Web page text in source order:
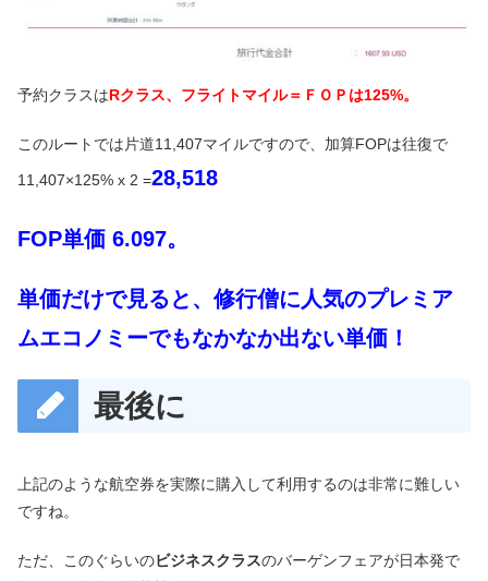
予約クラスはRクラス、フライトマイル＝ＦＯＰは125%。
このルートでは片道11,407マイルですので、加算FOPは往復で
11,407×125% x 2 =28,518
FOP単価 6.097。
単価だけで見ると、修行僧に人気のプレミア
ムエコノミーでもなかなか出ない単価！
最後に
上記のような航空券を実際に購入して利用するのは非常に難しい
ですね。
ただ、このぐらいのビジネスクラスのバーゲンフェアが日本発で